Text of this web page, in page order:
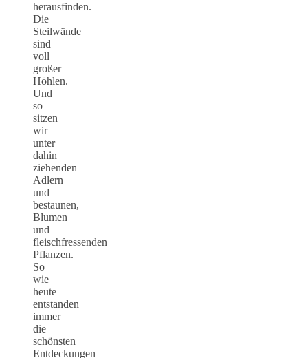
herausfinden.
Die
Steilwände
sind
voll
großer
Höhlen.
Und
so
sitzen
wir
unter
dahin
ziehenden
Adlern
und
bestaunen,
Blumen
und
fleischfressenden
Pflanzen.
So
wie
heute
entstanden
immer
die
schönsten
Entdeckungen